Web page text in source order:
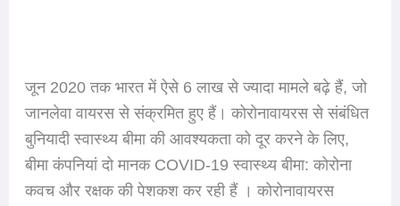
जून 2020 तक भारत में ऐसे 6 लाख से ज्यादा मामले बढ़े हैं, जो
जानलेवा वायरस से संक्रमित हुए हैं। कोरोनावायरस से संबंधित
बुनियादी स्वास्थ्य बीमा की आवश्यकता को दूर करने के लिए,
बीमा कंपनियां दो मानक COVID-19 स्वास्थ्य बीमा: कोरोना
कवच और रक्षक की पेशकश कर रही हैं । कोरोनावायरस